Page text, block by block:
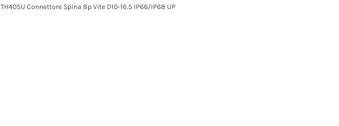
TH405U Connettore Spina 8p Vite D10-16.5 IP66/IP68 UP